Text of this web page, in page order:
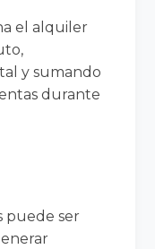
el alquiler
y sumando
durante
puede ser